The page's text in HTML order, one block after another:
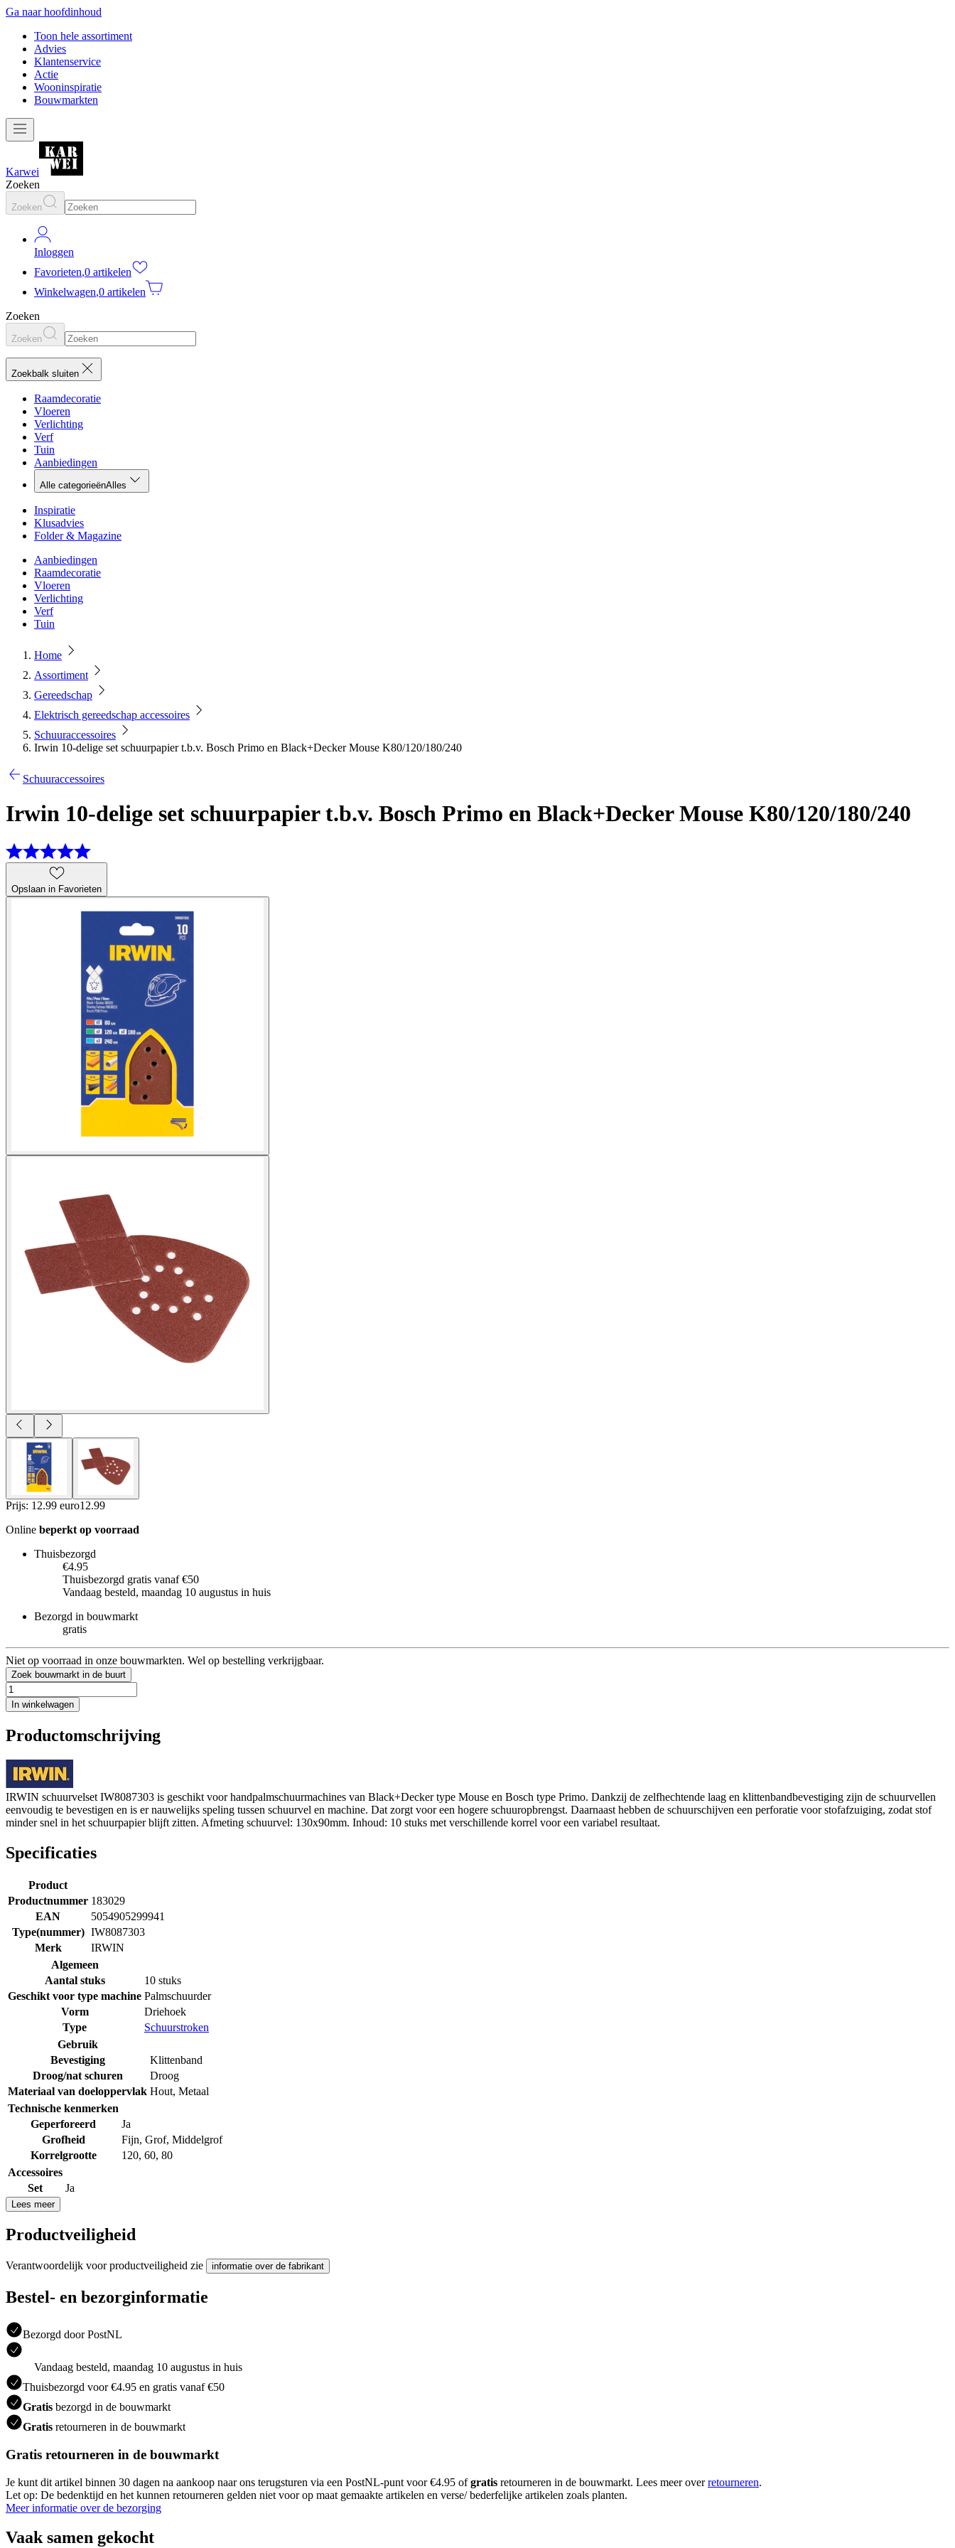
Ga naar hoofdinhoud
Toon hele assortiment
Advies
Klantenservice
Actie
Wooninspiratie
Bouwmarkten
Karwei
Zoeken
Zoeken
Inloggen
Favorieten,0 artikelen
Winkelwagen,0 artikelen
Zoeken
Zoeken
Zoekbalk sluiten
Raamdecoratie
Vloeren
Verlichting
Verf
Tuin
Aanbiedingen
Alle categorieënAlles
Inspiratie
Klusadvies
Folder & Magazine
Aanbiedingen
Raamdecoratie
Vloeren
Verlichting
Verf
Tuin
Home
Assortiment
Gereedschap
Elektrisch gereedschap accessoires
Schuuraccessoires
Irwin 10-delige set schuurpapier t.b.v. Bosch Primo en Black+Decker Mouse K80/120/180/240
Schuuraccessoires
Irwin 10-delige set schuurpapier t.b.v. Bosch Primo en Black+Decker Mouse K80/120/180/240
Opslaan in Favorieten
Prijs: 12.99 euro12.99
Online beperkt op voorraad
Thuisbezorgd
€4.95
Thuisbezorgd gratis vanaf €50
Vandaag besteld, maandag 10 augustus in huis
Bezorgd in bouwmarkt
gratis
Niet op voorraad in onze bouwmarkten. Wel op bestelling verkrijgbaar.
Zoek bouwmarkt in de buurt
In winkelwagen
Productomschrijving
IRWIN schuurvelset IW8087303 is geschikt voor handpalmschuurmachines van Black+Decker type Mouse en Bosch type Primo. Dankzij de zelfhechtende laag en klittenbandbevestiging zijn de schuurvellen
eenvoudig te bevestigen en is er nauwelijks speling tussen schuurvel en machine. Dat zorgt voor een hogere schuuropbrengst. Daarnaast hebben de schuurschijven een perforatie voor stofafzuiging, zodat stof
minder snel in het schuurpapier blijft zitten. Afmeting schuurvel: 130x90mm. Inhoud: 10 stuks met verschillende korrel voor een variabel resultaat.
Specificaties
Product
Productnummer 183029
EAN
5054905299941
Type(nummer) IW8087303
Merk
IRWIN
Algemeen
Aantal stuks
10 stuks
Geschikt voor type machine Palmschuurder
Vorm
Driehoek
Type
Schuurstroken
Gebruik
Bevestiging
Klittenband
Droog/nat schuren
Droog
Materiaal van doeloppervlak Hout, Metaal
Technische kenmerken
Geperforeerd
Ja
Grofheid
Fijn, Grof, Middelgrof
Korrelgrootte
120, 60, 80
Accessoires
Set
Ja
Lees meer
Productveiligheid
Verantwoordelijk voor productveiligheid zie informatie over de fabrikant
Bestel- en bezorginformatie
Bezorgd door PostNL
Vandaag besteld, maandag 10 augustus in huis
Thuisbezorgd voor €4.95 en gratis vanaf €50
Gratis bezorgd in de bouwmarkt
Gratis retourneren in de bouwmarkt
Gratis retourneren in de bouwmarkt
Je kunt dit artikel binnen 30 dagen na aankoop naar ons terugsturen via een PostNL-punt voor €4.95 ofgratis retourneren in de bouwmarkt. Lees meer overretourneren.
Let op: De bedenktijd en het kunnen retourneren gelden niet voor op maat gemaakte artikelen en verse/ bederfelijke artikelen zoals planten.
Meer informatie over de bezorging
Vaak samen gekocht